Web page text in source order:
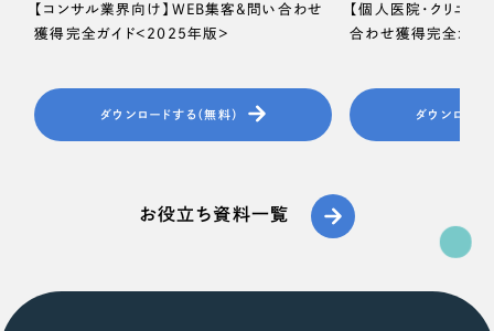
【コンサル業界向け】WEB集客＆問い合わせ
獲得完全ガイド＜2025年版＞
ダウンロードする（無料）
【個人医院・クリニッ
合わせ獲得完全ガイ
ダウンロード
お役立ち資料一覧